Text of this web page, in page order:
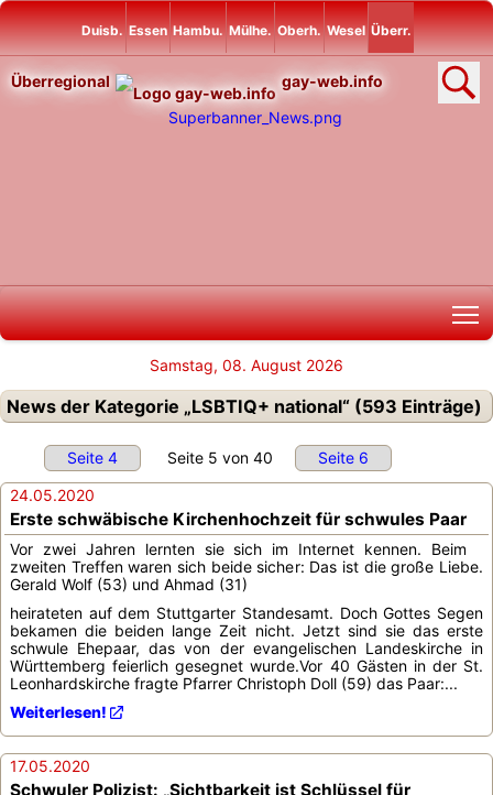
Duisb. Essen Hambu. Mülhe. Oberh. Wesel Überr.
Überregional gay-web.info
Samstag, 08. August 2026
News der Kategorie „LSBTIQ+ national“ (593 Einträge)
Seite 4 Seite 5 von 40
Seite 6
24.05.2020
Erste schwäbische Kirchenhochzeit für schwules Paar
Vor zwei Jahren lernten sie sich im Internet kennen. Beim
zweiten Treffen waren sich beide sicher: Das ist die große Liebe.
Gerald Wolf (53) und Ahmad (31)
heirateten auf dem Stuttgarter Standesamt. Doch Gottes Segen
bekamen die beiden lange Zeit nicht. Jetzt sind sie das erste
schwule Ehepaar, das von der evangelischen Landeskirche in
Württemberg feierlich gesegnet wurde.Vor 40 Gästen in der St.
Leonhardskirche fragte Pfarrer Christoph Doll (59) das Paar:...
Weiterlesen!
17.05.2020
Schwuler Polizist: „Sichtbarkeit ist Schlüssel für